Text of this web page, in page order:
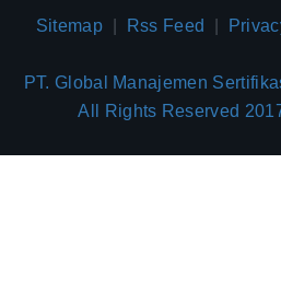
Sitemap Rss Feed
PT. Global Manajemen
All Rights Reserved